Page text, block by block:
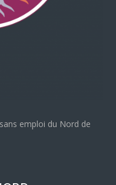
emploi du Nord de